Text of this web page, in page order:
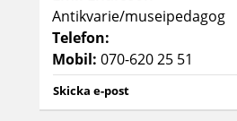
Antikvarie/museipedagog
Telefon:
Mobil: 070-620 25 51
Skicka e-post